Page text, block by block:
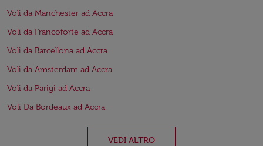
Voli da Manchester ad Accra
Voli da Francoforte ad Accra
Voli da Barcellona ad Accra
Voli da Amsterdam ad Accra
Voli da Parigi ad Accra
Voli Da Bordeaux ad Accra
VEDI ALTRO